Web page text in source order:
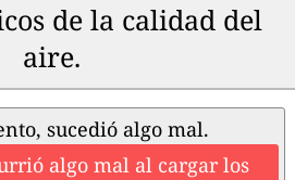
de la calidad del
aire.
sucedió algo mal.
algo mal al cargar los